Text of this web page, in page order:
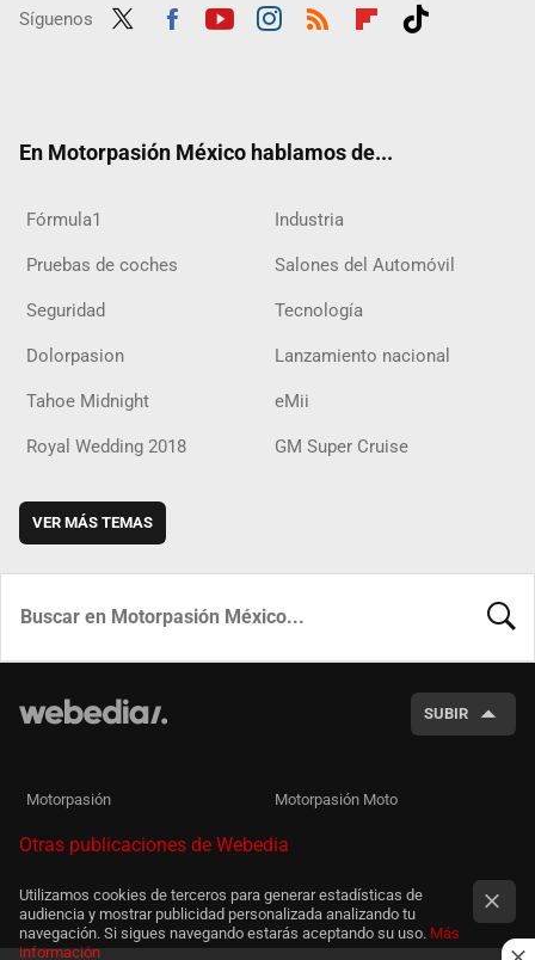
Síguenos
En Motorpasión México hablamos de...
Fórmula1 Industria
Pruebas de coches Salones del Automóvil
Seguridad Tecnología
Dolorpasion Lanzamiento nacional
Tahoe Midnight eMii
Royal Wedding 2018 GM Super Cruise
VER MÁS TEMAS
SUBIR
Motorpasión Motorpasión Moto
Otras publicaciones de Webedia
Utilizamos cookies de terceros para generar estadísticas de
audiencia y mostrar publicidad personalizada analizando tu
navegación. Si sigues navegando estarás aceptando su uso. Más
información